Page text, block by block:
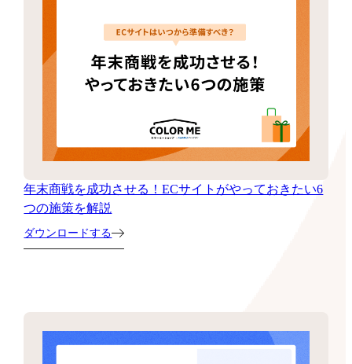
年末商戦を成功させる！ECサイトがやっておきたい6
つの施策を解説
ダウンロードする